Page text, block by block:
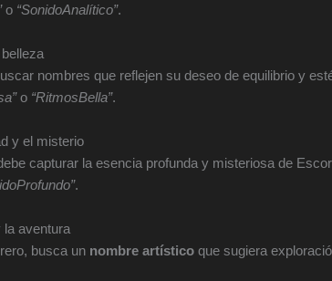
o “SonidoAnalítico”.
nombres que reflejen su deseo de equilibrio y
o “RitmosBella”.
y el misterio
capturar la esencia profunda y misteriosa de
.
la aventura
busca un nombre artístico que sugiera